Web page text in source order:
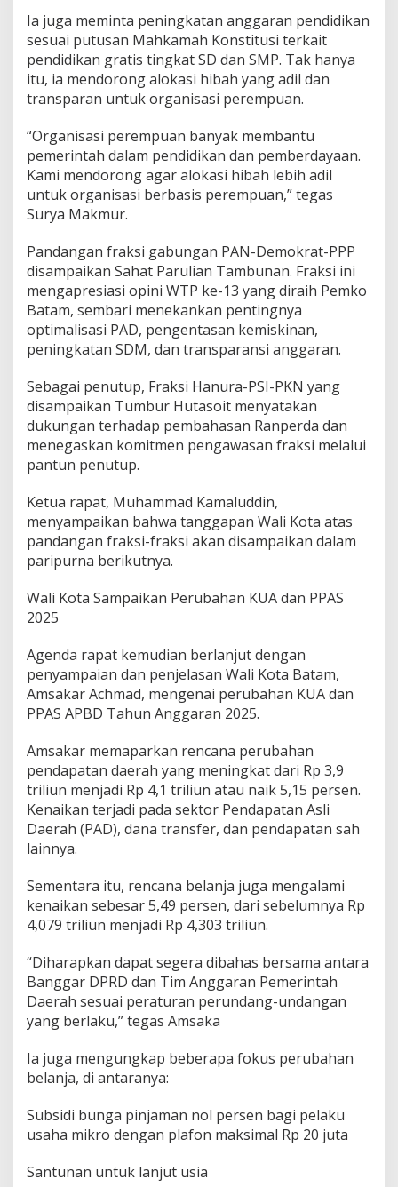
P
A
S
0
2
Ia juga meminta peningkatan anggaran pendidikan
sesuai putusan Mahkamah Konstitusi terkait
pendidikan gratis tingkat SD dan SMP. Tak hanya
itu, ia mendorong alokasi hibah yang adil dan
transparan untuk organisasi perempuan.
“Organisasi perempuan banyak membantu
pemerintah dalam pendidikan dan pemberdayaan.
Kami mendorong agar alokasi hibah lebih adil
untuk organisasi berbasis perempuan,” tegas
Surya Makmur.
Pandangan fraksi gabungan PAN-Demokrat-PPP
disampaikan Sahat Parulian Tambunan. Fraksi ini
mengapresiasi opini WTP ke-13 yang diraih Pemko
Batam, sembari menekankan pentingnya
optimalisasi PAD, pengentasan kemiskinan,
peningkatan SDM, dan transparansi anggaran.
Sebagai penutup, Fraksi Hanura-PSI-PKN yang
disampaikan Tumbur Hutasoit menyatakan
dukungan terhadap pembahasan Ranperda dan
menegaskan komitmen pengawasan fraksi melalui
pantun penutup.
Ketua rapat, Muhammad Kamaluddin,
menyampaikan bahwa tanggapan Wali Kota atas
pandangan fraksi-fraksi akan disampaikan dalam
paripurna berikutnya.
Wali Kota Sampaikan Perubahan KUA dan PPAS
2025
Agenda rapat kemudian berlanjut dengan
penyampaian dan penjelasan Wali Kota Batam,
Amsakar Achmad, mengenai perubahan KUA dan
PPAS APBD Tahun Anggaran 2025.
Amsakar memaparkan rencana perubahan
pendapatan daerah yang meningkat dari Rp 3,9
triliun menjadi Rp 4,1 triliun atau naik 5,15 persen.
Kenaikan terjadi pada sektor Pendapatan Asli
Daerah (PAD), dana transfer, dan pendapatan sah
lainnya.
Sementara itu, rencana belanja juga mengalami
kenaikan sebesar 5,49 persen, dari sebelumnya Rp
4,079 triliun menjadi Rp 4,303 triliun.
“Diharapkan dapat segera dibahas bersama antara
Banggar DPRD dan Tim Anggaran Pemerintah
Daerah sesuai peraturan perundang-undangan
yang berlaku,” tegas Amsaka
Ia juga mengungkap beberapa fokus perubahan
belanja, di antaranya:
Subsidi bunga pinjaman nol persen bagi pelaku
usaha mikro dengan plafon maksimal Rp 20 juta
Santunan untuk lanjut usia